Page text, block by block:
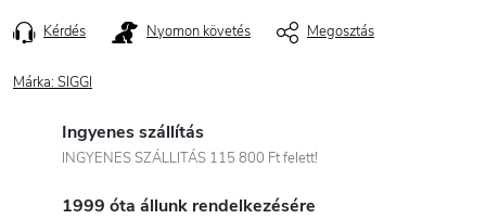
Kérdés Nyomon követés Megosztás
Márka: SIGGI
Ingyenes szállítás
INGYENES SZÁLLITÁS 115 800 Ft felett!
1999 óta állunk rendelkezésére